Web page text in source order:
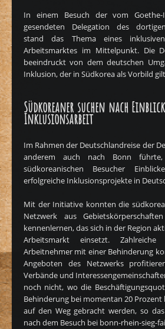
In einem Besuch der vom
gesendeten Delegation des
stand das Thema eines
Arbeitsmarktes im Mittelpunkt. Die
beeindruckt von dem deutschen
Inklusion, der in Südkorea als Vorbild
Südkoreaner suchen nach
Inklusionsarbeit
Im Rahmen der Deutschlandreise der
anderem auch nach Bonn
südkoreanischen Besucher
erfolgreiche Inklusionsprojekte in
Mit der Initiative konnten die
Netzwerk aus
kennenlernen, das sich in der Region
Arbeitsmarkt einsetzt. Zahlreiche
Arbeitnehmer mit einer Behinderung
Angeboten des Netzwerks
Verbände und
noch nicht, wo die
Behinderung bei momentan 20 Prozent
auf den Weg gebracht werden, so
nach dem Besuch bei bonn-rhein-sieg-